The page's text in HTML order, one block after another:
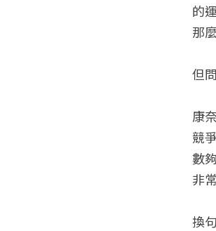
的
那
但
康
競
數
非
換